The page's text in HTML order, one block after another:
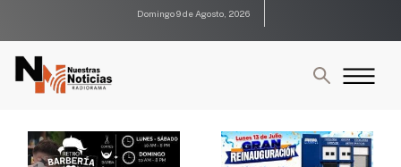
Domingo 9 de Agosto, 2026